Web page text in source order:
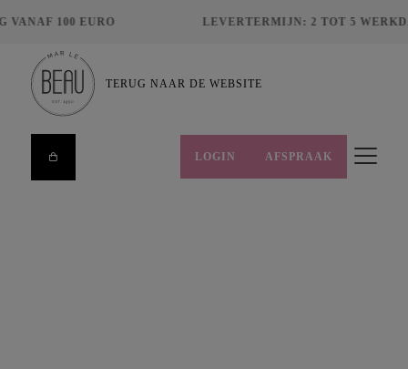
100 EURO LEVERTERMIJN: 2 TOT 5
TERUG NAAR DE WEBSITE
LOGIN AFSPRAAK